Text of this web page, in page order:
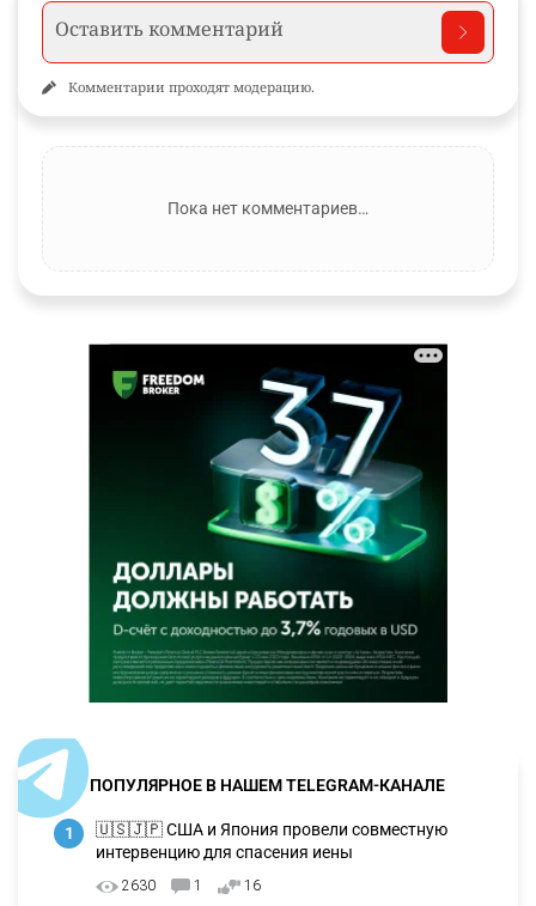
Комментарии проходят модерацию.
Пока нет комментариев…
ПОПУЛЯРНОЕ В НАШЕМ TELEGRAM-КАНАЛЕ
1
🇺🇸🇯🇵 США и Япония провели совместную
интервенцию для спасения иены
2630 1 16